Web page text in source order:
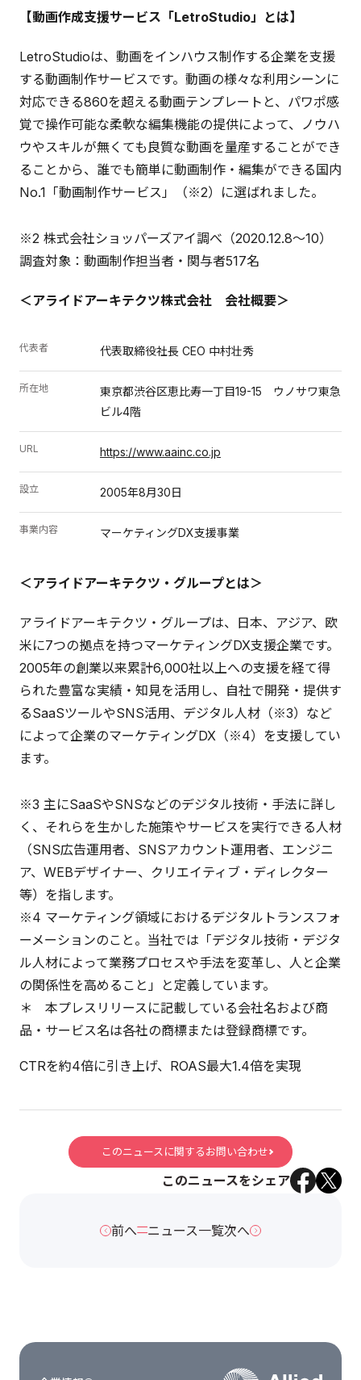
【動画作成支援サービス「LetroStudio」とは】
LetroStudioは、動画をインハウス制作する企業を支援
する動画制作サービスです。動画の様々な利用シーンに
対応できる860を超える動画テンプレートと、パワポ感
覚で操作可能な柔軟な編集機能の提供によって、ノウハ
ウやスキルが無くても良質な動画を量産することができ
ることから、誰でも簡単に動画制作・編集ができる国内
No.1「動画制作サービス」（※2）に選ばれました。
※2 株式会社ショッパーズアイ調べ（2020.12.8〜10）
調査対象：動画制作担当者・関与者517名
＜アライドアーキテクツ株式会社 会社概要＞
代表者 代表取締役社長 CEO 中村壮秀
所在地
東京都渋谷区恵比寿一丁目19-15 ウノサワ東急
ビル4階
URL https://www.aainc.co.jp
設立 2005年8月30日
事業内容 マーケティングDX支援事業
＜アライドアーキテクツ・グループとは＞
アライドアーキテクツ・グループは、日本、アジア、欧
米に7つの拠点を持つマーケティングDX支援企業です。
2005年の創業以来累計6,000社以上への支援を経て得
られた豊富な実績・知見を活用し、自社で開発・提供す
るSaaSツールやSNS活用、デジタル人材（※3）など
によって企業のマーケティングDX（※4）を支援してい
ます。
※3 主にSaaSやSNSなどのデジタル技術・手法に詳し
く、それらを生かした施策やサービスを実行できる人材
（SNS広告運用者、SNSアカウント運用者、エンジニ
ア、WEBデザイナー、クリエイティブ・ディレクター
等）を指します。
※4 マーケティング領域におけるデジタルトランスフォ
ーメーションのこと。当社では「デジタル技術・デジタ
ル人材によって業務プロセスや手法を変革し、人と企業
の関係性を高めること」と定義しています。
＊ 本プレスリリースに記載している会社名および商
品・サービス名は各社の商標または登録商標です。
CTRを約4倍に引き上げ、ROAS最大1.4倍を実現
このニュースに関するお問い合わせ
このニュースをシェア
前へ ニュース一覧次へ